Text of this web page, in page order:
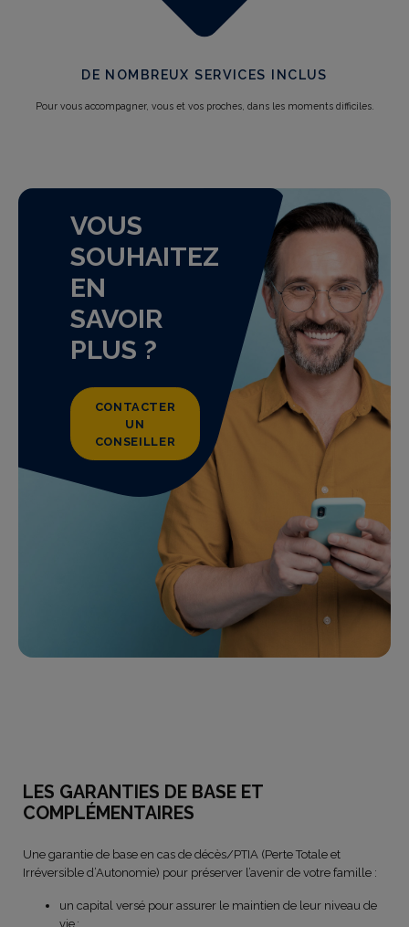
DE NOMBREUX SERVICES INCLUS
Pour vous accompagner, vous et vos proches, dans les moments difficiles.
VOUS
SOUHAITEZ
EN
SAVOIR
PLUS ?
CONTACTER
UN
CONSEILLER
LES GARANTIES DE BASE ET
COMPLÉMENTAIRES
Une garantie de base en cas de décès/PTIA (Perte Totale et
Irréversible d’Autonomie) pour préserver l’avenir de votre famille :
un capital versé pour assurer le maintien de leur niveau de
vie ;